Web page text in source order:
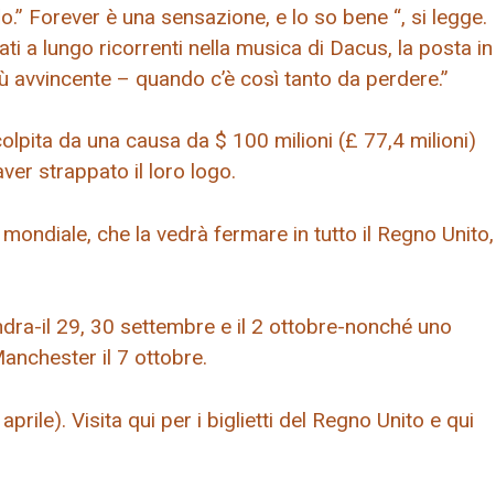
Forever è una sensazione, e lo so bene “, si legge.
a lungo ricorrenti nella musica di Dacus, la posta in
– quando c’è così tanto da perdere.”
da una causa da $ 100 milioni (£ 77,4 milioni)
strappato il loro logo.
che la vedrà fermare in tutto il Regno Unito,
il 29, 30 settembre e il 2 ottobre-nonché uno
il 7 ottobre.
Visita qui per i biglietti del Regno Unito e qui